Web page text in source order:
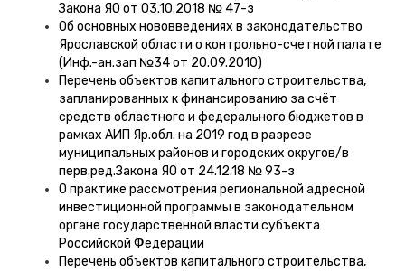
Закона ЯО от 03.10.2018 № 47-з
Об основных нововведениях в законодательство
Ярославской области о контрольно-счетной палате
(Инф.-ан.зап №34 от 20.09.2010)
Перечень объектов капитального строительства,
запланированных к финансированию за счёт
средств областного и федерального бюджетов в
рамках АИП Яр.обл. на 2019 год в разрезе
муниципальных районов и городских округов/в
перв.ред.Закона ЯО от 24.12.18 № 93-з
О практике рассмотрения региональной адресной
инвестиционной программы в законодательном
органе государственной власти субъекта
Российской Федерации
Перечень объектов капитального строительства,